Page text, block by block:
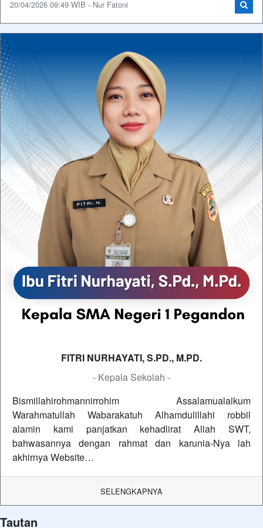
20/04/2026 09:49 WIB - Nur Fatoni
FITRI NURHAYATI, S.PD., M.PD.
- Kepala Sekolah -
Bismillahirohmannirrohim Assalamualaikum
Warahmatullah Wabarakatuh Alhamdulillahi robbil
alamin kami panjatkan kehadlirat Allah SWT,
bahwasannya dengan rahmat dan karunia-Nya lah
akhirnya Website…
SELENGKAPNYA
Tautan